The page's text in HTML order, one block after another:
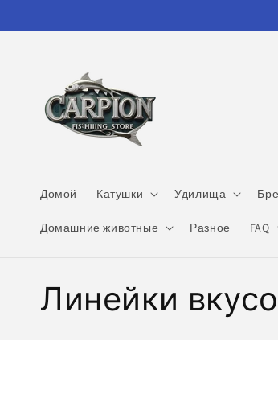
контенту
Домой Катушки Удилища
Домашние животные Разное FAQ
К
Линейки